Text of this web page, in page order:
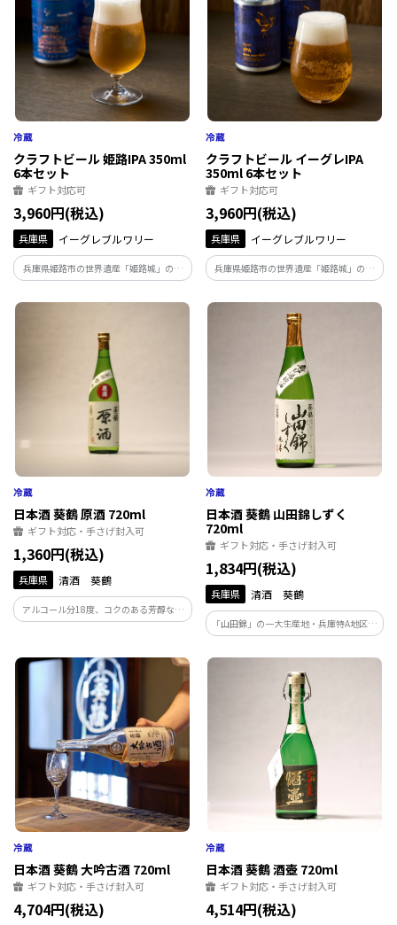
クラフトビール 姫路IPA 350ml
6本セット
ギフト対応可
3,960円(税込)
兵庫県 イーグレブルワリー
兵庫県姫路市の世界遺産「姫路城」の麓
に姫路市初のクラフトビール醸造所とし
て誕生。 姫路城をあしらった特別ラベル
す。
クラフトビール イーグレIPA
350ml 6本セット
ギフト対応可
3,960円(税込)
兵庫県 イーグレブルワリー
兵庫県姫路市の世界遺産「姫路城」の麓
に姫路市初のクラフトビール醸造所とし
て誕生。 フラッグシップビールのイーグ
レ(しらさぎ)IPAを6本セットでお届けいた
します。
日本酒 葵鶴 原酒 720ml
ギフト対応・手さげ封入可
1,360円(税込)
兵庫県 清酒 葵鶴
アルコール分18度、コクのある芳醇な味
わいでインパクトのあるお酒です。抜群の
ん。アルコール度数がやや高いので飲み
過ぎにご注意を。
日本酒 葵鶴 山田錦しずく
720ml
ギフト対応・手さげ封入可
1,834円(税込)
兵庫県 清酒 葵鶴
「山田錦」の一大生産地・兵庫特A地区三
木市から透明感あふれる純米酒をお届け
します！
日本酒 葵鶴 大吟古酒 720ml
ギフト対応・手さげ封入可
4,704円(税込)
日本酒 葵鶴 酒壺 720ml
ギフト対応・手さげ封入可
4,514円(税込)